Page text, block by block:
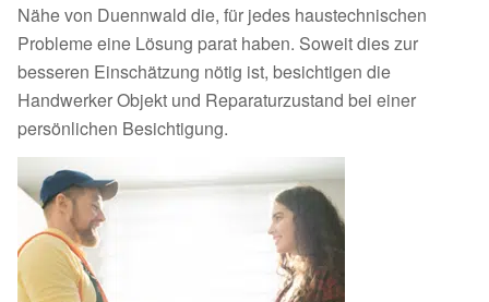
Nähe von Duennwald die, für jedes haustechnischen
Probleme eine Lösung parat haben. Soweit dies zur
besseren Einschätzung nötig ist, besichtigen die
Handwerker Objekt und Reparaturzustand bei einer
persönlichen Besichtigung.